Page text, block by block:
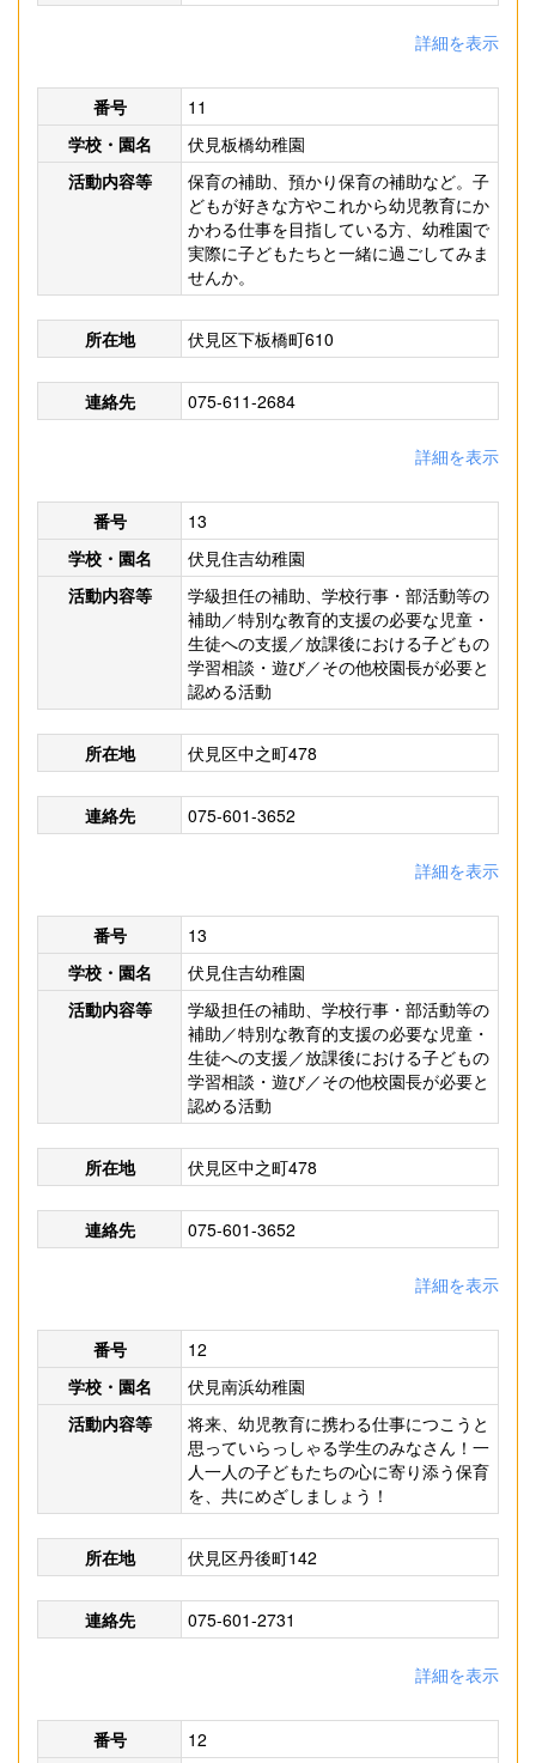
詳細を表示
番号
11
学校・園名
伏見板橋幼稚園
活動内容等
保育の補助、預かり保育の補助など。子
どもが好きな方やこれから幼児教育にか
かわる仕事を目指している方、幼稚園で
実際に子どもたちと一緒に過ごしてみま
せんか。
所在地 伏見区下板橋町610
連絡先 075-611-2684
詳細を表示
番号
13
学校・園名
伏見住吉幼稚園
活動内容等
学級担任の補助、学校行事・部活動等の
補助／特別な教育的支援の必要な児童・
生徒への支援／放課後における子どもの
学習相談・遊び／その他校園長が必要と
認める活動
所在地 伏見区中之町478
連絡先 075-601-3652
詳細を表示
番号
13
学校・園名
伏見住吉幼稚園
活動内容等
学級担任の補助、学校行事・部活動等の
補助／特別な教育的支援の必要な児童・
生徒への支援／放課後における子どもの
学習相談・遊び／その他校園長が必要と
認める活動
所在地 伏見区中之町478
連絡先 075-601-3652
詳細を表示
番号
12
学校・園名
伏見南浜幼稚園
活動内容等
将来、幼児教育に携わる仕事につこうと
思っていらっしゃる学生のみなさん！一
人一人の子どもたちの心に寄り添う保育
を、共にめざしましょう！
所在地 伏見区丹後町142
連絡先 075-601-2731
詳細を表示
番号 12